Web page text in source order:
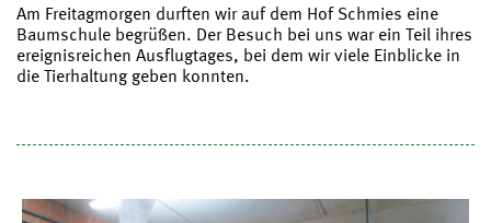
Am Freitagmorgen durften wir auf dem Hof Schmies eine
Baumschule begrüßen. Der Besuch bei uns war ein Teil ihres
ereignisreichen Ausflugtages, bei dem wir viele Einblicke in
die Tierhaltung geben konnten.